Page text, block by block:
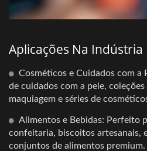
Aplicações Na Indústria
Cosméticos e Cuidados com a
de cuidados com a pele,
maquiagem e séries de
Alimentos e Bebidas: Perfeito
confeitaria, biscoitos artesanais,
conjuntos de alimentos premium.